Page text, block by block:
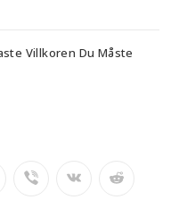
Villkoren Du Måste